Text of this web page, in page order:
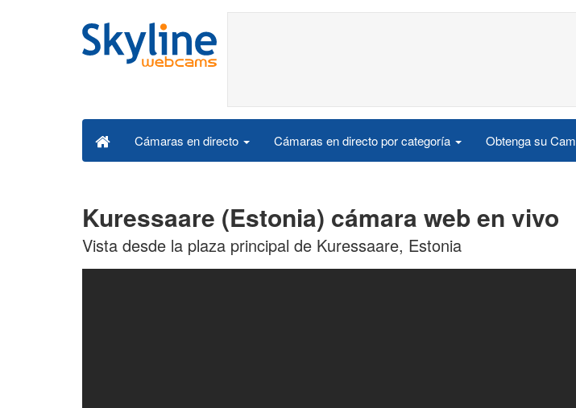
Cámaras en directo Cámaras en directo por categoría Obtenga su Cam
Kuressaare (Estonia) cámara web en vivo
Vista desde la plaza principal de Kuressaare, Estonia